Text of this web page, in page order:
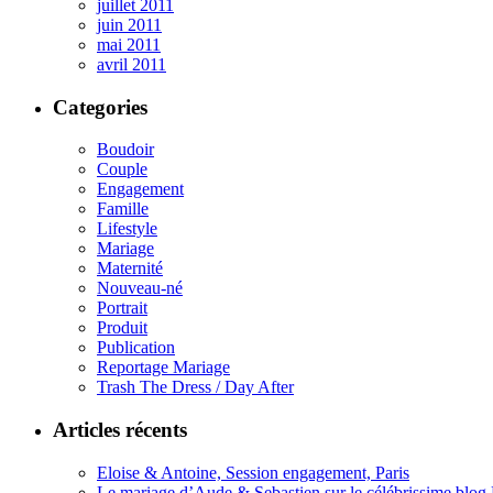
juillet 2011
juin 2011
mai 2011
avril 2011
Categories
Boudoir
Couple
Engagement
Famille
Lifestyle
Mariage
Maternité
Nouveau-né
Portrait
Produit
Publication
Reportage Mariage
Trash The Dress / Day After
Articles récents
Eloise & Antoine, Session engagement, Paris